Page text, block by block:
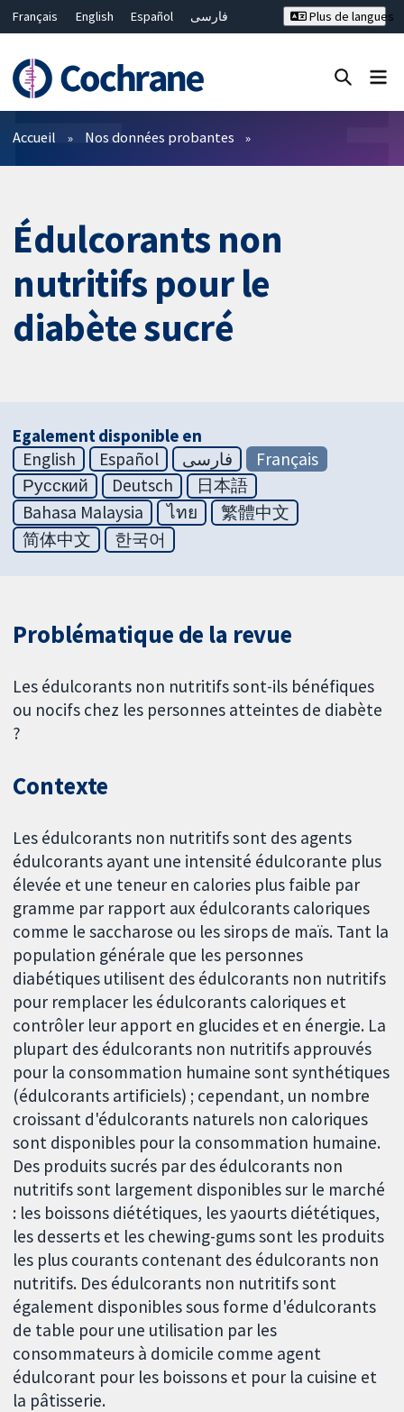
Français English Español
فارسی
Bahasa Malaysia
ไทย
繁體中文
简体中文
Plus de langues
Filtres
Accueil Nos données probantes
Édulcorants non
nutritifs pour le
diabète sucré
Egalement disponible en
English
Español فارسی
Français
Русский
Deutsch
日本語
Bahasa Malaysia
ไทย
繁體中文
简体中文
한국어
Problématique de la revue
Les édulcorants non nutritifs sont-ils bénéfiques
ou nocifs chez les personnes atteintes de diabète
?
Contexte
Les édulcorants non nutritifs sont des agents
édulcorants ayant une intensité édulcorante plus
élevée et une teneur en calories plus faible par
gramme par rapport aux édulcorants caloriques
comme le saccharose ou les sirops de maïs. Tant la
population générale que les personnes
diabétiques utilisent des édulcorants non nutritifs
pour remplacer les édulcorants caloriques et
contrôler leur apport en glucides et en énergie. La
plupart des édulcorants non nutritifs approuvés
pour la consommation humaine sont synthétiques
(édulcorants artificiels) ; cependant, un nombre
croissant d'édulcorants naturels non caloriques
sont disponibles pour la consommation humaine.
Des produits sucrés par des édulcorants non
nutritifs sont largement disponibles sur le marché
: les boissons diététiques, les yaourts diététiques,
les desserts et les chewing-gums sont les produits
les plus courants contenant des édulcorants non
nutritifs. Des édulcorants non nutritifs sont
également disponibles sous forme d'édulcorants
de table pour une utilisation par les
consommateurs à domicile comme agent
édulcorant pour les boissons et pour la cuisine et
la pâtisserie.